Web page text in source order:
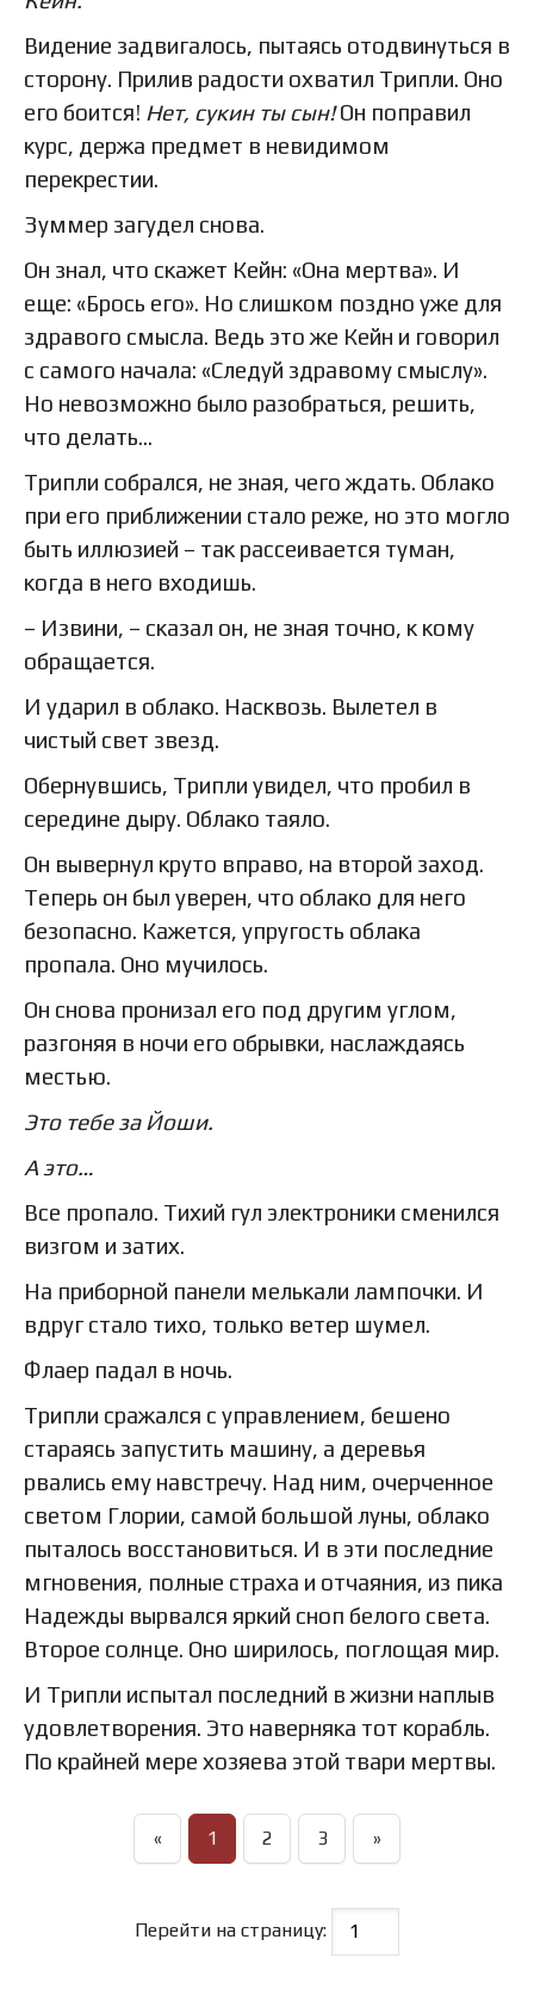
Видение задвигалось, пытаясь отодвинуться в
сторону. Прилив радости охватил Трипли. Оно
его боится! Нет, сукин ты сын!Он поправил
курс, держа предмет в невидимом
перекрестии.
Зуммер загудел снова.
Он знал, что скажет Кейн: «Она мертва». И
еще: «Брось его». Но слишком поздно уже для
здравого смысла. Ведь это же Кейн и говорил
с самого начала: «Следуй здравому смыслу».
Но невозможно было разобраться, решить,
что делать…
Трипли собрался, не зная, чего ждать. Облако
при его приближении стало реже, но это могло
быть иллюзией – так рассеивается туман,
когда в него входишь.
– Извини, – сказал он, не зная точно, к кому
обращается.
И ударил в облако. Насквозь. Вылетел в
чистый свет звезд.
Обернувшись, Трипли увидел, что пробил в
середине дыру. Облако таяло.
Он вывернул круто вправо, на второй заход.
Теперь он был уверен, что облако для него
безопасно. Кажется, упругость облака
пропала. Оно мучилось.
Он снова пронизал его под другим углом,
разгоняя в ночи его обрывки, наслаждаясь
местью.
Это тебе за Йоши.
А это…
Все пропало. Тихий гул электроники сменился
визгом и затих.
На приборной панели мелькали лампочки. И
вдруг стало тихо, только ветер шумел.
Флаер падал в ночь.
Трипли сражался с управлением, бешено
стараясь запустить машину, а деревья
рвались ему навстречу. Над ним, очерченное
светом Глории, самой большой луны, облако
пыталось восстановиться. И в эти последние
мгновения, полные страха и отчаяния, из пика
Надежды вырвался яркий сноп белого света.
Второе солнце. Оно ширилось, поглощая мир.
И Трипли испытал последний в жизни наплыв
удовлетворения. Это наверняка тот корабль.
По крайней мере хозяева этой твари мертвы.
« 1 2 3 »
Перейти на страницу: